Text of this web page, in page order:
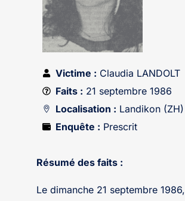
Victime : Claudia LANDOLT
Faits : 21 septembre 1986
Localisation : Landikon (ZH)
Enquête : Prescrit
Résumé des faits :
Le dimanche 21 septembre